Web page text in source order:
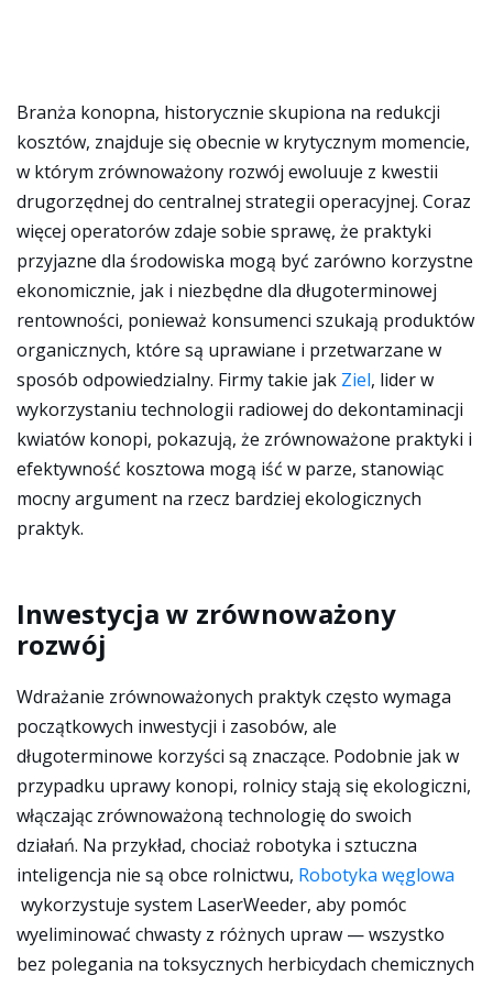
Branża konopna, historycznie skupiona na redukcji
kosztów, znajduje się obecnie w krytycznym momencie,
w którym zrównoważony rozwój ewoluuje z kwestii
drugorzędnej do centralnej strategii operacyjnej. Coraz
więcej operatorów zdaje sobie sprawę, że praktyki
przyjazne dla środowiska mogą być zarówno korzystne
ekonomicznie, jak i niezbędne dla długoterminowej
rentowności, ponieważ konsumenci szukają produktów
organicznych, które są uprawiane i przetwarzane w
sposób odpowiedzialny. Firmy takie jak Ziel, lider w
wykorzystaniu technologii radiowej do dekontaminacji
kwiatów konopi, pokazują, że zrównoważone praktyki i
efektywność kosztowa mogą iść w parze, stanowiąc
mocny argument na rzecz bardziej ekologicznych
praktyk.
Inwestycja w zrównoważony
rozwój
Wdrażanie zrównoważonych praktyk często wymaga
początkowych inwestycji i zasobów, ale
długoterminowe korzyści są znaczące. Podobnie jak w
przypadku uprawy konopi, rolnicy stają się ekologiczni,
włączając zrównoważoną technologię do swoich
działań. Na przykład, chociaż robotyka i sztuczna
inteligencja nie są obce rolnictwu, Robotyka węglowa
wykorzystuje system LaserWeeder, aby pomóc
wyeliminować chwasty z różnych upraw — wszystko
bez polegania na toksycznych herbicydach chemicznych